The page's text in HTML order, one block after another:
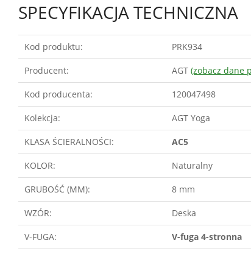
SPECYFIKACJA TECHNICZNA
Kod produktu: PRK934
Producent: AGT (zobacz dane
Kod producenta: 120047498
Kolekcja: AGT Yoga
KLASA ŚCIERALNOŚCI: AC5
KOLOR: Naturalny
GRUBOŚĆ (MM): 8 mm
WZÓR: Deska
V-FUGA: V-fuga 4-stronna